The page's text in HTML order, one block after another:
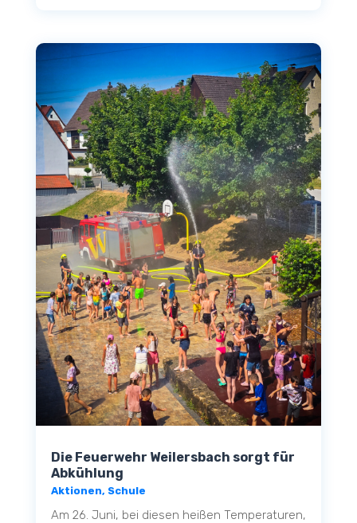
Die Feuerwehr Weilersbach sorgt für
Abkühlung
Aktionen, Schule
Am 26. Juni, bei diesen heißen Temperaturen,